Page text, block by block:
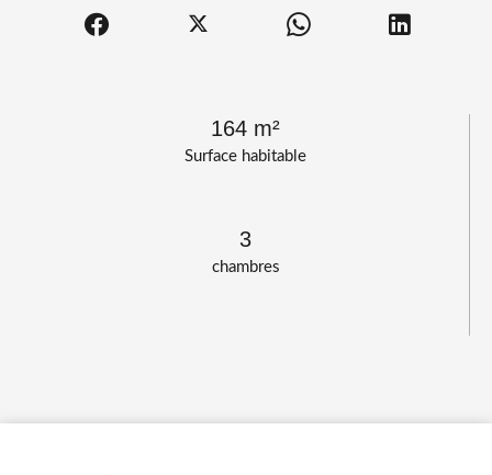
Surface habitable
164 m²
chambres
3